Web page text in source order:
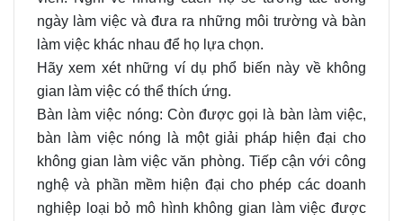
ngày làm việc và đưa ra những môi trường và bàn
làm việc khác nhau để họ lựa chọn.
Hãy xem xét những ví dụ phổ biến này về không
gian làm việc có thể thích ứng.
Bàn làm việc nóng: Còn được gọi là bàn làm việc,
bàn làm việc nóng là một giải pháp hiện đại cho
không gian làm việc văn phòng. Tiếp cận với công
nghệ và phần mềm hiện đại cho phép các doanh
nghiệp loại bỏ mô hình không gian làm việc được